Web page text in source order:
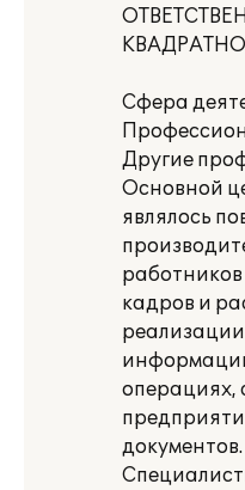
Сфера
Другие
Основной
являлось
работников
кадров и
операциях,
документов.